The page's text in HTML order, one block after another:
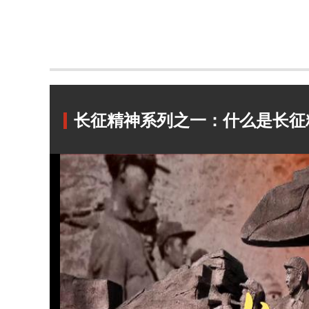
长征精神系列之一：什么是长